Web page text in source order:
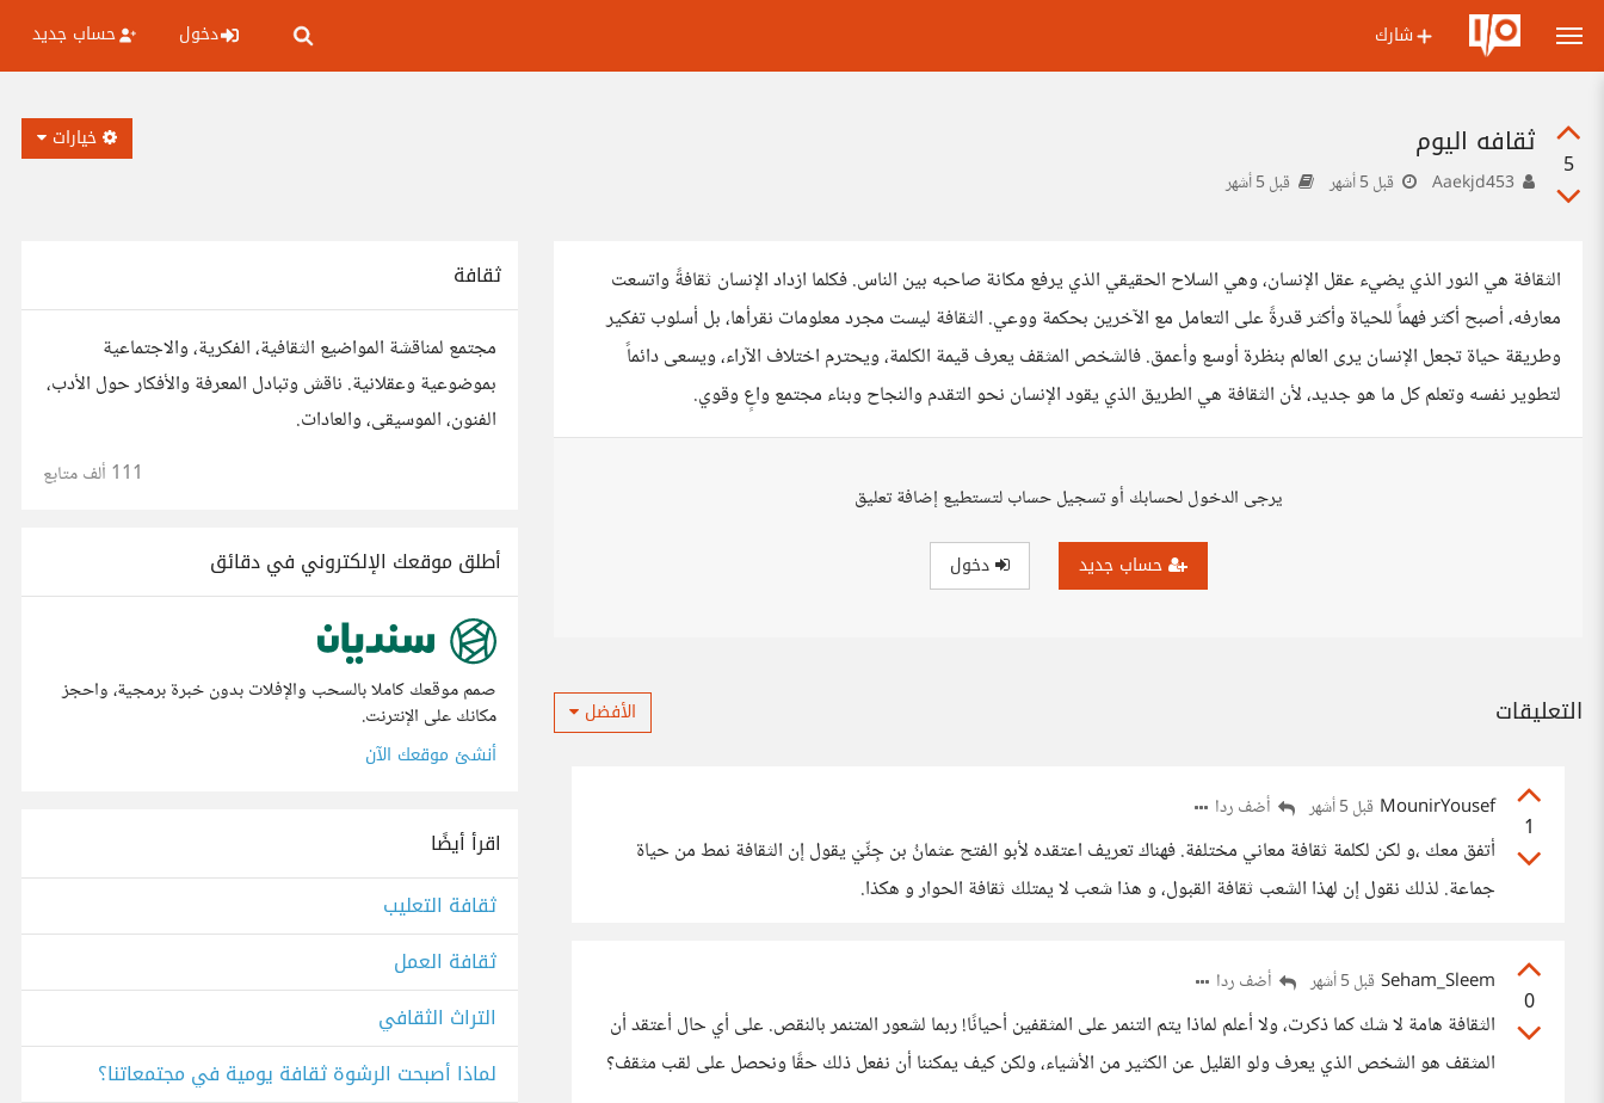
شارك دخول حساب جديد
5
ثقافه اليوم
قبل 5 أشهر قبل 5 أشهر
خيارات
الثقافة هي النور الذي يضيء عقل الإنسان، وهي السلاح الحقيقي الذي يرفع مكانة صاحبه بين الناس. فكلما ازداد الإنسان ثقافةً واتسعت
معارفه، أصبح أكثر فهماً للحياة وأكثر قدرةً على التعامل مع الآخرين بحكمة ووعي. الثقافة ليست مجرد معلومات نقرأها، بل أسلوب تفكير
وطريقة حياة تجعل الإنسان يرى العالم بنظرة أوسع وأعمق. فالشخص المثقف يعرف قيمة الكلمة، ويحترم اختلاف الآراء، ويسعى دائماً
لتطوير نفسه وتعلم كل ما هو جديد، لأن الثقافة هي الطريق الذي يقود الإنسان نحو التقدم والنجاح وبناء مجتمع واعٍ وقوي.
يرجى الدخول لحسابك أو تسجيل حساب لتستطيع إضافة تعليق
حساب جديد دخول
التعليقات الأفضل
1
MounirYousef قبل 5 أشهر أضف ردا
أتفق معك ،و لكن لكلمة ثقافة معاني مختلفة. فهناك تعريف اعتقده لأبو الفتح عثمانُ بن جِنِّيْ يقول إن الثقافة نمط من حياة
جماعة. لذلك نقول إن لهذا الشعب ثقافة القبول، و هذا شعب لا يمتلك ثقافة الحوار و هكذا.
0
Seham_Sleem قبل 5 أشهر أضف ردا
الثقافة هامة لا شك كما ذكرت، ولا أعلم لماذا يتم التنمر على المثقفين أحيانًا! ربما لشعور المتنمر بالنقص. على أي حال أعتقد أن
المثقف هو الشخص الذي يعرف ولو القليل عن الكثير من الأشياء، ولكن كيف يمكننا أن نفعل ذلك حقًا ونحصل على لقب مثقف؟
ثقافة
مجتمع لمناقشة المواضيع الثقافية، الفكرية، والاجتماعية
بموضوعية وعقلانية. ناقش وتبادل المعرفة والأفكار حول الأدب،
الفنون، الموسيقى، والعادات.
111 ألف متابع
أطلق موقعك الإلكتروني في دقائق
صمم موقعك كاملا بالسحب والإفلات بدون خبرة برمجية، واحجز
مكانك على الإنترنت.
أنشئ موقعك الآن
اقرأ أيضًا
ثقافة التعليب
ثقافة العمل
التراث الثقافي
لماذا أصبحت الرشوة ثقافة يومية في مجتمعاتنا؟